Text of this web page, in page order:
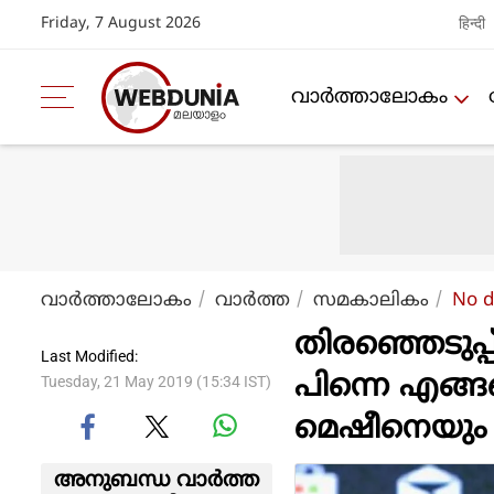
Friday, 7 August 2026 हिन्दी
വാര്‍ത്താലോകം
വാര്‍ത്താലോകം വാര്‍ത്ത സമകാലികം No
Last Modified:
Tuesday, 21 May 2019 (15:34 IST)
അനുബന്ധ വാര്‍ത്ത
പിന്നെ
മെഷീനെയും